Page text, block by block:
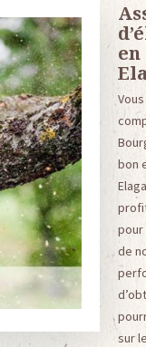
bon
pour
de
sur